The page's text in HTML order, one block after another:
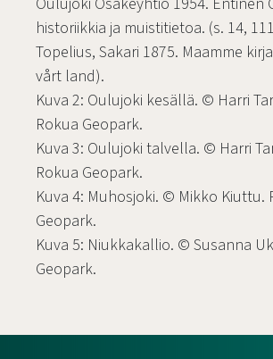
historiikkia ja muistitietoa. (s. 14,
Topelius, Sakari 1875. Maamme
vårt land).
Kuva 2: Oulujoki kesällä. © Harri
Rokua Geopark.
Kuva 3: Oulujoki talvella. © Harri
Rokua Geopark.
Kuva 4: Muhosjoki. © Mikko Kiuttu.
Geopark.
Kuva 5: Niukkakallio. © Susanna
Geopark.